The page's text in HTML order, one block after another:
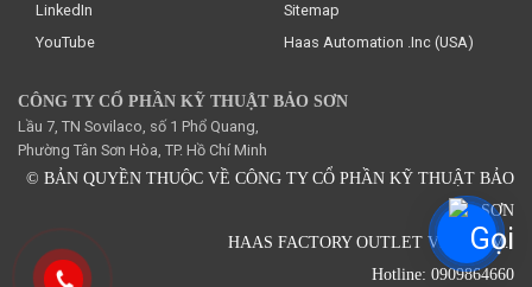
LinkedIn
YouTube
Sitemap
Haas Automation .Inc (USA)
CÔNG TY CỔ PHẦN KỸ THUẬT BẢO SƠN
Lầu 7, TN Sovilaco, số 1 Phổ Quang,
Phường Tân Sơn Hòa, TP. Hồ Chí Minh
© BẢN QUYỀN THUỘC VỀ CÔNG TY CỔ PHẦN KỸ THUẬT BẢO
SƠN
HAAS FACTORY OUTLET VIETNAM.
Hotline: 0909864660